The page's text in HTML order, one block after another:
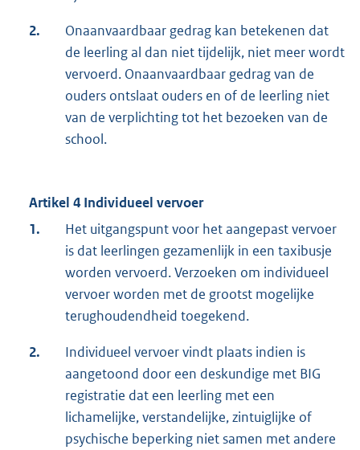
2.
Onaanvaardbaar gedrag kan betekenen dat
de leerling al dan niet tijdelijk, niet meer wordt
vervoerd. Onaanvaardbaar gedrag van de
ouders ontslaat ouders en of de leerling niet
van de verplichting tot het bezoeken van de
school.
Artikel 4 Individueel vervoer
1.
Het uitgangspunt voor het aangepast vervoer
is dat leerlingen gezamenlijk in een taxibusje
worden vervoerd. Verzoeken om individueel
vervoer worden met de grootst mogelijke
terughoudendheid toegekend.
2.
Individueel vervoer vindt plaats indien is
aangetoond door een deskundige met BIG
registratie dat een leerling met een
lichamelijke, verstandelijke, zintuiglijke of
psychische beperking niet samen met andere